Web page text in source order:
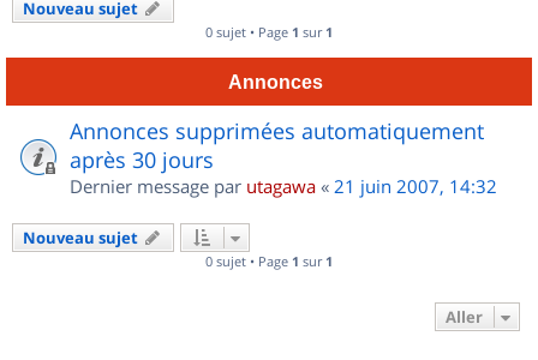
Nouveau sujet
0 sujet • Page 1 sur 1
Annonces
Annonces supprimées automatiquement
après 30 jours
Dernier message par utagawa « 21 juin 2007, 14:32
Nouveau sujet
0 sujet • Page 1 sur 1
Aller